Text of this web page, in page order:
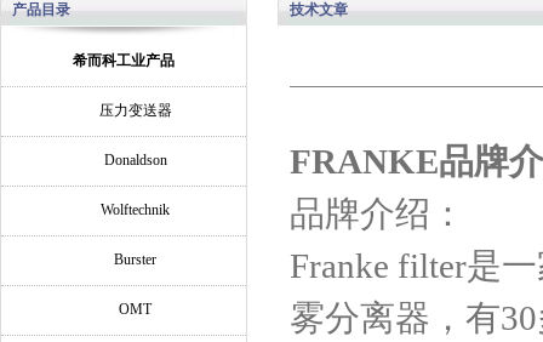
产品目录
希而科工业产品
压力变送器
Donaldson
Wolftechnik
Burster
OMT
技术文章
FRANKE品牌
品牌介绍：
Franke filter是
雾分离器，有